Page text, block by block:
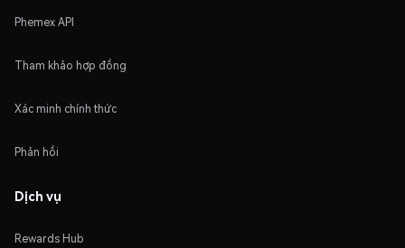
Phemex API
Tham khảo hợp đồng
Xác minh chính thức
Phản hồi
Dịch vụ
Rewards Hub